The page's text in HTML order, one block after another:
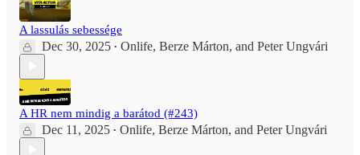
A lassulás sebessége
Dec 30, 2025 • Onlife, Berze Márton, and Peter Ungvári
A HR nem mindig a barátod (#243)
Dec 11, 2025 • Onlife, Berze Márton, and Peter Ungvári